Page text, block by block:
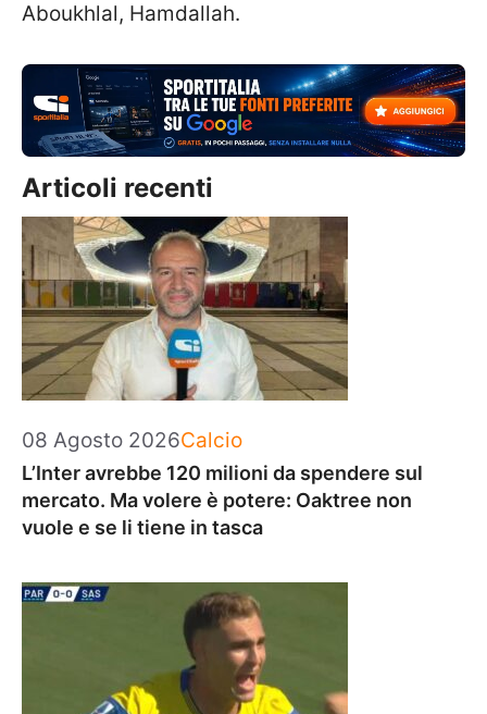
Aboukhlal, Hamdallah.
Articoli recenti
08 Agosto 2026Categorie
Calcio
L’Inter avrebbe 120 milioni da spendere sul
mercato. Ma volere è potere: Oaktree non
vuole e se li tiene in tasca